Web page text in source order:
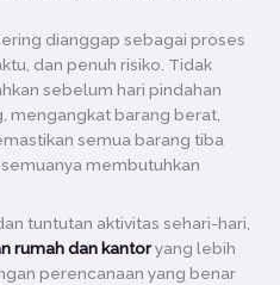
dianggap sebagai proses
dan penuh risiko. Tidak
sebelum hari pindahan
mengangkat barang berat,
semua barang tiba
membutuhkan
tuntutan aktivitas sehari-hari,
rumah dan kantoryang lebih
perencanaan yang benar